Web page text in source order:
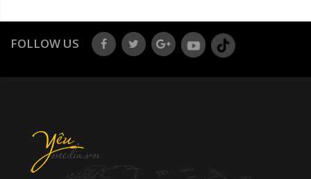
FOLLOW US